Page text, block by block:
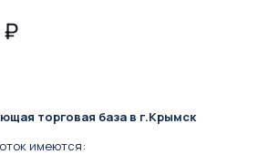
₽
торговая база в г.Крымск
имеются: